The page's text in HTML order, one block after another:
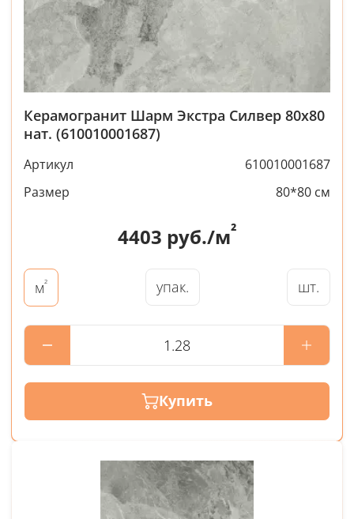
Керамогранит Шарм Экстра Силвер 80x80
нат. (610010001687)
Артикул
610010001687
Размер
80*80 см
4403 руб./м²
м² упак. шт.
Купить